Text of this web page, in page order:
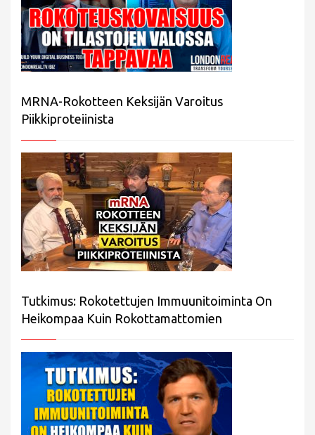
MRNA-Rokotteen Keksijän Varoitus
Piikkiproteiinista
Tutkimus: Rokotettujen Immuunitoiminta On
Heikompaa Kuin Rokottamattomien